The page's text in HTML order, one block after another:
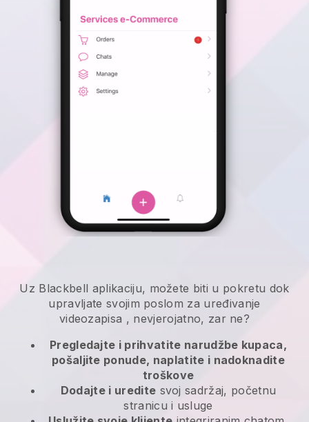
Uz Blackbell aplikaciju, možete biti u pokretu dok
upravljate svojim poslom za uređivanje
videozapisa , nevjerojatno, zar ne?
Pregledajte i prihvatite narudžbe kupaca,
pošaljite ponude, naplatite i nadoknadite
troškove
Dodajte i uredite svoj sadržaj, početnu
stranicu i usluge